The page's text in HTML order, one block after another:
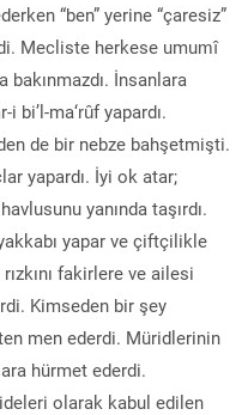
“ben” yerine “çaresiz”
Mecliste herkese umumî
İnsanlara
bi’l-ma‘rûf yapardı.
de bir nebze bahşetmişti.
yapardı. İyi ok atar;
yanında taşırdı.
yapar ve çiftçilikle
fakirlere ve ailesi
Kimseden bir şey
men ederdi. Müridlerinin
hürmet ederdi.
olarak kabul edilen